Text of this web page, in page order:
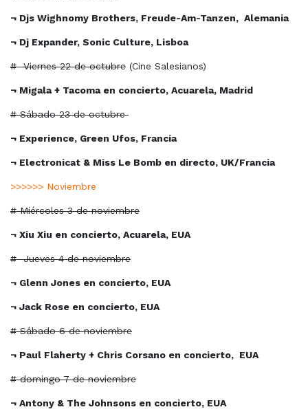
¬ Djs Wighnomy Brothers, Freude-Am-Tanzen, Alemania
¬ Dj Expander, Sonic Culture, Lisboa
# Viernes 22 de octubre (Cine Salesianos)
¬ Migala + Tacoma en concierto, Acuarela, Madrid
# Sábado 23 de octubre
¬ Experience, Green Ufos, Francia
¬ Electronicat & Miss Le Bomb en directo, UK/Francia
>>>>>> Noviembre
# Miércoles 3 de noviembre
¬ Xiu Xiu en concierto, Acuarela, EUA
# Jueves 4 de noviembre
¬ Glenn Jones en concierto, EUA
¬ Jack Rose en concierto, EUA
# Sábado 6 de noviembre
¬ Paul Flaherty + Chris Corsano en concierto, EUA
# domingo 7 de noviembre
¬ Antony & The Johnsons en concierto, EUA